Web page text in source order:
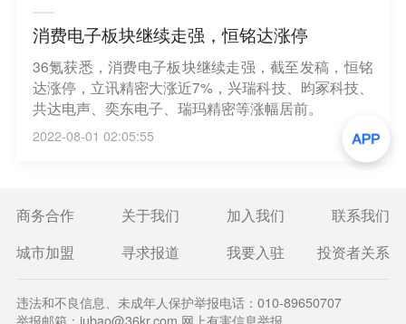
消费电子板块继续走强，恒铭达涨停
36氪获悉，消费电子板块继续走强，截至发稿，恒铭
达涨停，立讯精密大涨近7%，兴瑞科技、昀冢科技、
共达电声、奕东电子、瑞玛精密等涨幅居前。
2022-08-01 02:05:55
商务合作 关于我们 加入我们
联系我们
城市加盟
寻求报道 我要入驻 投资者关系
违法和不良信息、未成年人保护举报电话：010-89650707